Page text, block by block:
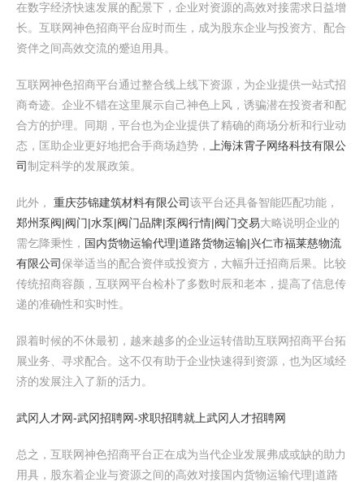
在数字经济快速发展的配景下，企业对资源的高效对接需求日益增
长。互联网神色招商平台应时而生，成为股东企业与投资方、配合
资伴之间高效交流的蹙迫用具。
互联网神色招商平台通过整合线上线下资源，为企业提供一站式招
商奇迹。企业不错在这里展示自己神色上风，诱骗潜在投资者和配
合方的护理。同期，平台也为企业提供了精确的商场分析和行业动
态，匡助企业更好地把合手商场趋势，
上海沫霄子网络科技有限公
司制定科学的发展政策。
此外， 重庆莎锦建筑材料有限公司该平台还具备智能匹配功能，
郑州泵阀|阀门|水泵|阀门品牌|泵阀行情|阀门交易大略说明企业的
需乞降秉性， 国内货物运输代理|道路货物运输|兴仁市福莱慈物流
有限公司保举适当的配合资伴或投资方，大幅升迁招商后果。比较
传统招商容颜，互联网平台检朴了多数时辰和老本，提高了信息传
递的准确性和实时性。
跟着时候的不休最初，越来越多的企业运转借助互联网招商平台拓
展业务、寻求配合。这不仅有助于企业快速得到资源，也为区域经
济的发展注入了新的活力。
武冈人才网-武冈招聘网-求职招聘就上武冈人才招聘网
总之，互联网神色招商平台正在成为当代企业发展弗成或缺的助力
用具，股东着企业与资源之间的高效对接国内货物运输代理|道路